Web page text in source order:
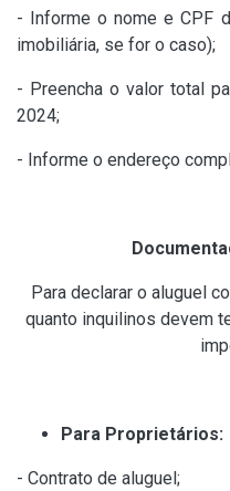
- Informe o nome e CPF
imobiliária, se for o caso);
- Preencha o valor total
2024;
- Informe o endereço
Para declarar o aluguel
quanto inquilinos devem
Para Proprietários:
- Contrato de aluguel;